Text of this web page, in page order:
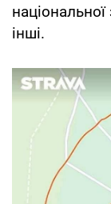
національної
інші.